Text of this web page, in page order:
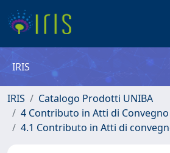
IRIS
IRIS
Catalogo Prodotti UNIBA
4 Contributo in Atti di
4.1 Contributo in Atti di